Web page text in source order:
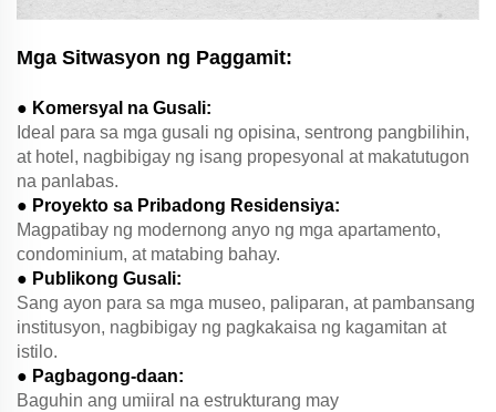
Mga Sitwasyon ng Paggamit:
● Komersyal na Gusali:
Ideal para sa mga gusali ng opisina, sentrong pangbilihin,
at hotel, nagbibigay ng isang propesyonal at makatutugon
na panlabas.
● Proyekto sa Pribadong Residensiya:
Magpatibay ng modernong anyo ng mga apartamento,
condominium, at matabing bahay.
● Publikong Gusali:
Sang ayon para sa mga museo, paliparan, at pambansang
institusyon, nagbibigay ng pagkakaisa ng kagamitan at
istilo.
● Pagbagong-daan:
Baguhin ang umiiral na estrukturang may